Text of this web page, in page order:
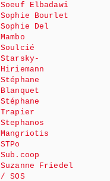
Soeuf Elbadawi
Sophie Bourlet
Sophie Del
Mambo
Soulcié
Starsky-
Hiriemann
Stéphane
Blanquet
Stéphane
Trapier
Stephanos
Mangriotis
STPo
Sub.coop
Suzanne Friedel
/ SOS